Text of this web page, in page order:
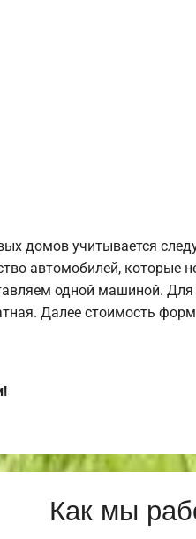
домов учитывается
автомобилей, которые
одной машиной.
Далее стоимость
Как мы